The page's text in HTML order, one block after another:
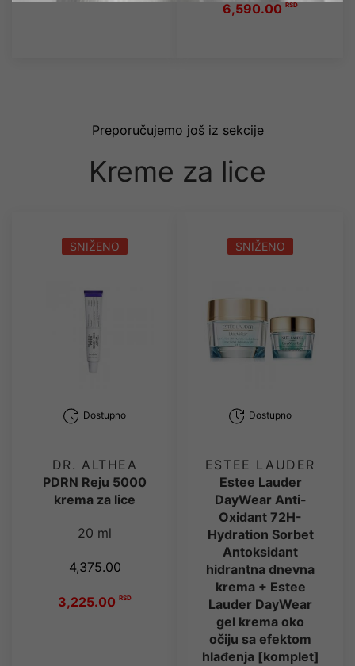
6,590.00 RSD
Preporučujemo još iz sekcije
Kreme za lice
SNIŽENO
Dostupno
DR. ALTHEA
PDRN Reju 5000
krema za lice
20 ml
4,375.00
3,225.00 RSD
SNIŽENO
Dostupno
ESTEE LAUDER
Estee Lauder
DayWear Anti-
Oxidant 72H-
Hydration Sorbet
Antoksidant
hidrantna dnevna
krema + Estee
Lauder DayWear
gel krema oko
očiju sa efektom
hlađenja [komplet]